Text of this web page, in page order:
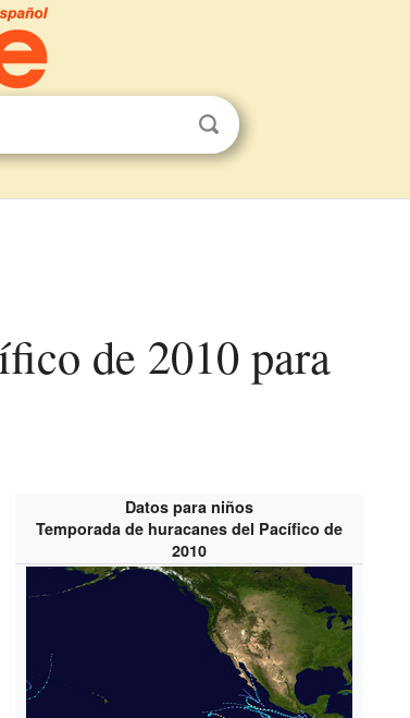
Datos para niños
Temporada de huracanes del Pacífico de
2010